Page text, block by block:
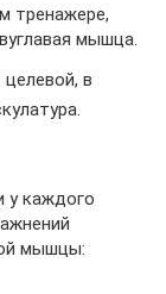
тренажере,
мышца.
в
у каждого
мышцы: